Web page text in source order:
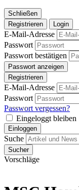
Schließen
Registrieren
Login
E-Mail-Adresse
Passwort
Passwort bestätigen
Passwort anzeigen
Registrieren
E-Mail-Adresse
Passwort
Passwort vergessen?
Eingeloggt bleiben
Einloggen
Suche
Sucher
Vorschläge